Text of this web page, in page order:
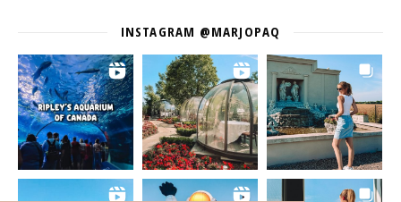
INSTAGRAM @MARJOPAQ